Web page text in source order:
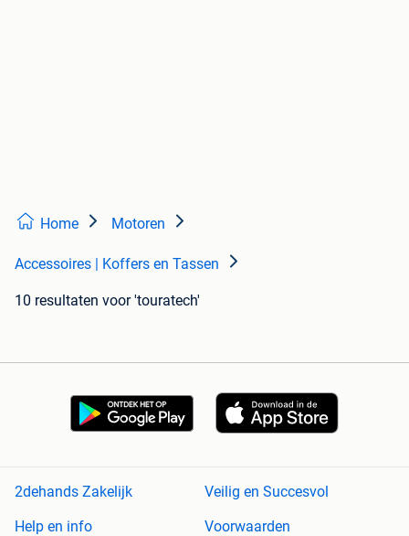
Home Motoren
Accessoires | Koffers en Tassen
10 resultaten voor 'touratech'
2dehands Zakelijk
Veilig en Succesvol
Help en info
Voorwaarden